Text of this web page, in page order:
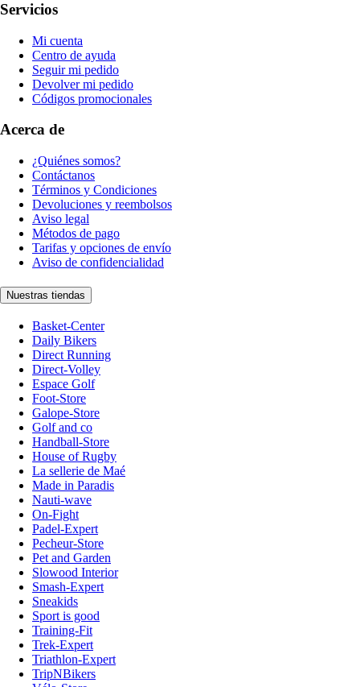
Servicios
Mi cuenta
Centro de ayuda
Seguir mi pedido
Devolver mi pedido
Códigos promocionales
Acerca de
¿Quiénes somos?
Contáctanos
Términos y Condiciones
Devoluciones y reembolsos
Aviso legal
Métodos de pago
Tarifas y opciones de envío
Aviso de confidencialidad
Nuestras tiendas
Basket-Center
Daily Bikers
Direct Running
Direct-Volley
Espace Golf
Foot-Store
Galope-Store
Golf and co
Handball-Store
House of Rugby
La sellerie de Maé
Made in Paradis
Nauti-wave
On-Fight
Padel-Expert
Pecheur-Store
Pet and Garden
Slowood Interior
Smash-Expert
Sneakids
Sport is good
Training-Fit
Trek-Expert
Triathlon-Expert
TripNBikers